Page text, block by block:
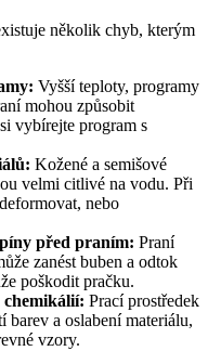
několik chyb, kterým
Vyšší teploty, programy
mohou způsobit
vybírejte program s
Kožené a semišové
velmi citlivé na vodu. Při
nebo
před praním: Praní
zanést buben a odtok
poškodit pračku.
chemikálií: Prací prostředek
barev a oslabení materiálu,
vzory.